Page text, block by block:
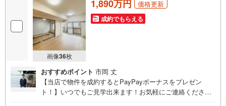
画像36枚
1,890万円 価格更新
成約でもらえる
おすすめポイント 市岡 丈
【当店で物件を成約するとPayPayボーナスをプレゼン
ト！】いつでもご見学出来ます！お気軽にご連絡くださ